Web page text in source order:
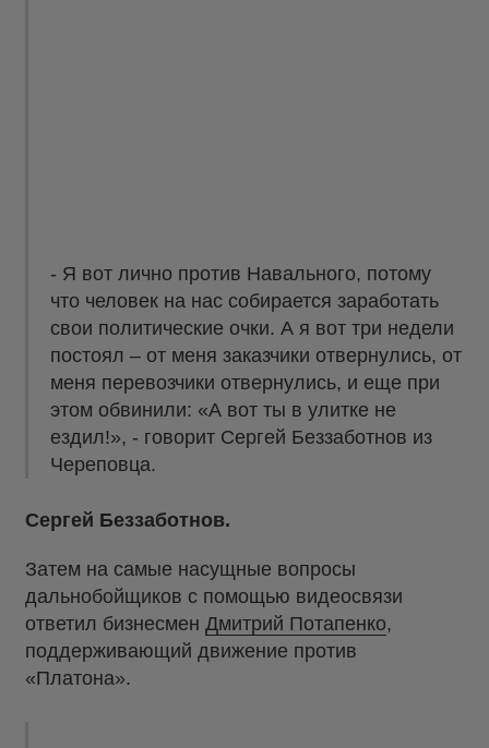
- Я вот лично против Навального, потому
что человек на нас собирается заработать
свои политические очки. А я вот три недели
постоял – от меня заказчики отвернулись, от
меня перевозчики отвернулись, и еще при
этом обвинили: «А вот ты в улитке не
ездил!», - говорит Сергей Беззаботнов из
Череповца.
Сергей Беззаботнов.
Затем на самые насущные вопросы
дальнобойщиков с помощью видеосвязи
ответил бизнесмен Дмитрий Потапенко,
поддерживающий движение против
«Платона».